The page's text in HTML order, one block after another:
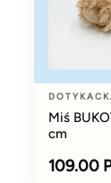
Miś
cm
109.00